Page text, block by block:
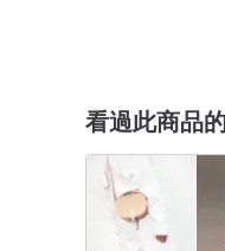
看過此商品